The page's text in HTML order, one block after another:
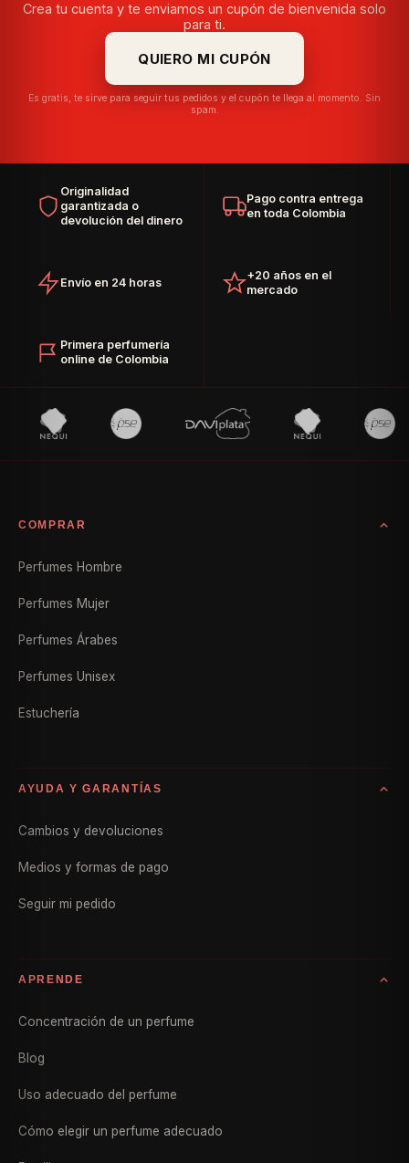
Crea tu cuenta y te enviamos un cupón de bienvenida solo
para ti.
QUIERO MI CUPÓN
Es gratis, te sirve para seguir tus pedidos y el cupón te llega al momento. Sin
spam.
Originalidad
garantizada o
devolución del dinero
Pago contra entrega
en toda Colombia
Envío en 24 horas
+20 años en el
mercado
Primera perfumería
online de Colombia
COMPRAR
Perfumes Hombre
Perfumes Mujer
Perfumes Árabes
Perfumes Unisex
Estuchería
AYUDA Y GARANTÍAS
Cambios y devoluciones
Medios y formas de pago
Seguir mi pedido
APRENDE
Concentración de un perfume
Blog
Uso adecuado del perfume
Cómo elegir un perfume adecuado